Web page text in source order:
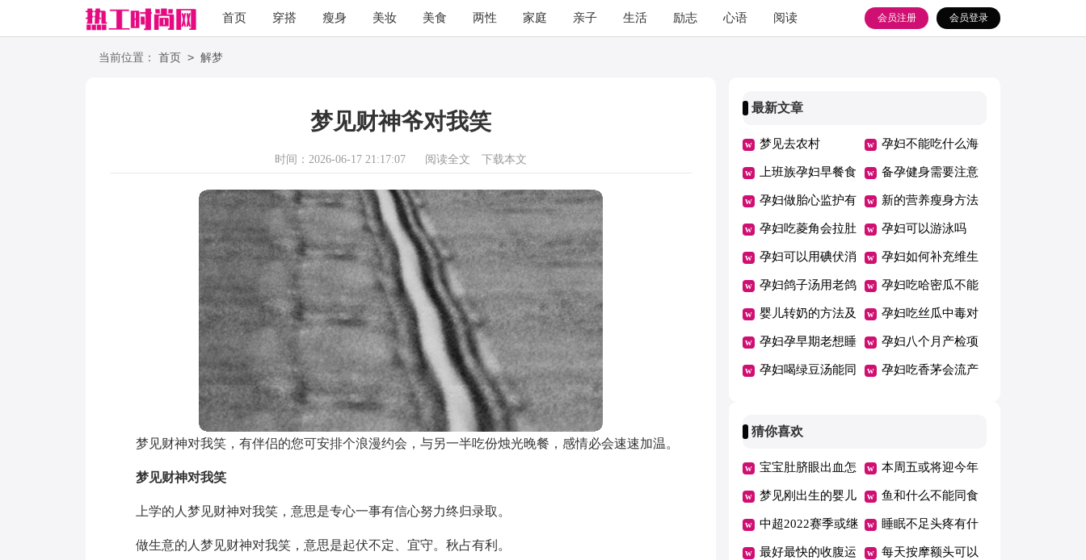
首页 穿搭 瘦身 美妆 美食 两性 家庭 亲子 生活 励志 心语 阅读 会员登录
会员注册
当前位置： 首页 > 解梦
梦见财神爷对我笑
时间：2026-06-17 21:17:07 阅读全文 下载本文
梦见财神对我笑，有伴侣的您可安排个浪漫约会，与另一半吃份烛光晚餐，感情必会速速加温。
梦见财神对我笑
上学的人梦见财神对我笑，意思是专心一事有信心努力终归录取。
做生意的人梦见财神对我笑，意思是起伏不定、宜守。秋占有利。
最新文章
梦见去农村 孕妇不能吃什么海
鲜
上班族孕妇早餐食
谱大全
备孕健身需要注意
什么
孕妇做胎心监护有
什么作用
新的营养瘦身方法
孕妇吃菱角会拉肚
子吗
孕妇可以游泳吗
孕妇可以用碘伏消
毒吗
孕妇如何补充维生
素
孕妇鸽子汤用老鸽
还是乳鸽
孕妇吃哈密瓜不能
和什么一起吃
婴儿转奶的方法及
注意事项
孕妇吃丝瓜中毒对
胎儿有影响吗
孕妇孕早期老想睡
觉是怎么回事
孕妇八个月产检项
目多少钱
孕妇喝绿豆汤能同 孕妇吃香茅会流产
猜你喜欢
宝宝肚脐眼出血怎
么回事
本周五或将迎今年
油价首跌
梦见刚出生的婴儿
满嘴牙
鱼和什么不能同食
中超2022赛季或继
续赛会制空场举行
睡眠不足头疼有什
么好办法
最好最快的收腹运 每天按摩额头可以